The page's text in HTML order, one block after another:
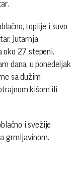
toplije i suvo
Jutarnja
oko 27 stepeni.
dana, u ponedeljak
sa dužim
kišom ili
i svežije
grmljavinom.